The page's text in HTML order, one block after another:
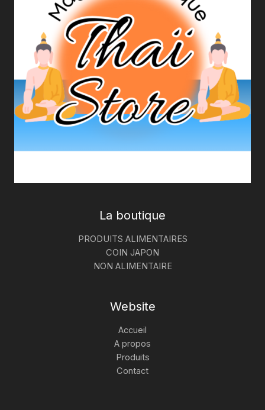
La boutique
PRODUITS ALIMENTAIRES
COIN JAPON
NON ALIMENTAIRE
Website
Accueil
A propos
Produits
Contact